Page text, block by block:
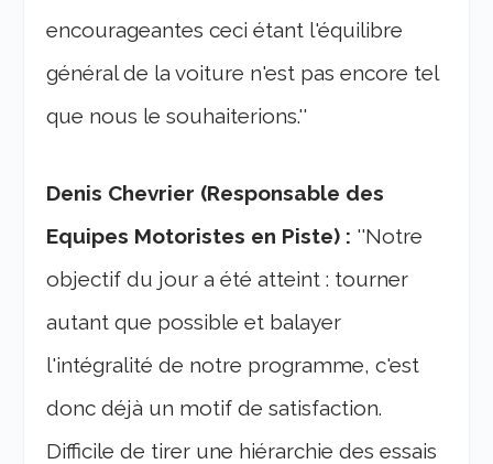
encourageantes ceci étant l'équilibre
général de la voiture n'est pas encore tel
que nous le souhaiterions.''
Denis Chevrier (Responsable des
Equipes Motoristes en Piste) : ''Notre
objectif du jour a été atteint : tourner
autant que possible et balayer
l'intégralité de notre programme, c'est
donc déjà un motif de satisfaction.
Difficile de tirer une hiérarchie des essais